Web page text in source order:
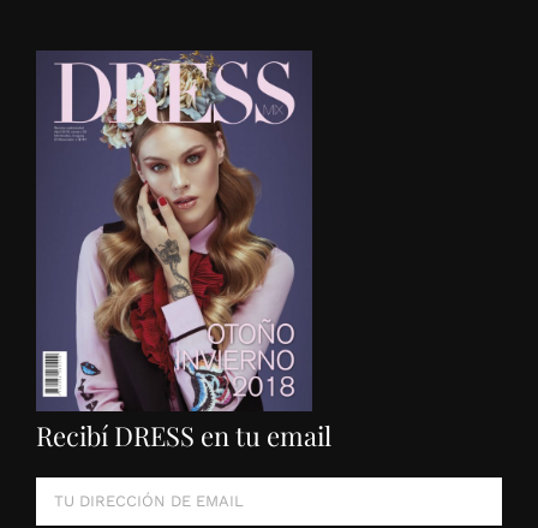
Recibí DRESS en tu email